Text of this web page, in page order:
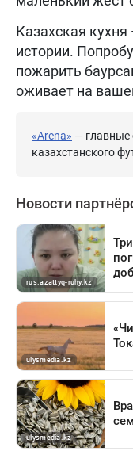
Казахская
истории.
пожарить
оживает на
«Arena» — главные
казахстанского